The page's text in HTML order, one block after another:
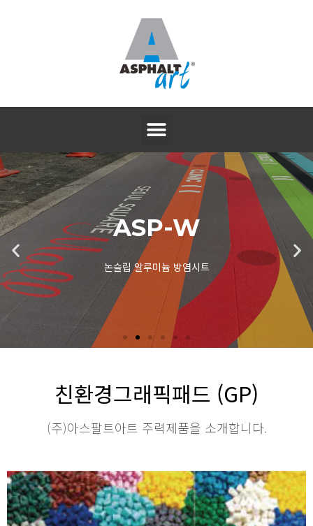
ASP-FFS
투명 논슬립 필름코팅 알루미늄시트
친환경그래픽패드 (GP)
(주)아스팔트아트 주력제품을 소개합니다.